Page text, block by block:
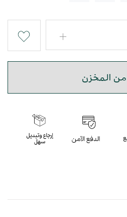
المخزن